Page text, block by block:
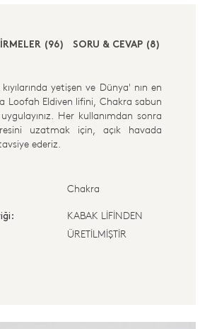
(96) SORU & CEVAP (8)
yetişen ve Dünya' nın en
Loofah Eldiven lifini, Chakra sabun
Her kullanımdan sonra
uzatmak için, açık havada
ederiz.
Chakra
KABAK LİFİNDEN
ÜRETİLMİŞTİR